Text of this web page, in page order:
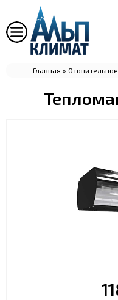
Главная »